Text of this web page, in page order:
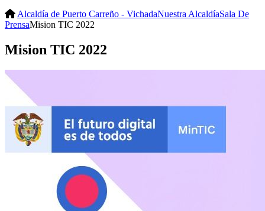
Alcaldía de Puerto Carreño - VichadaNuestra AlcaldíaSala De
PrensaMision TIC 2022
Mision TIC 2022